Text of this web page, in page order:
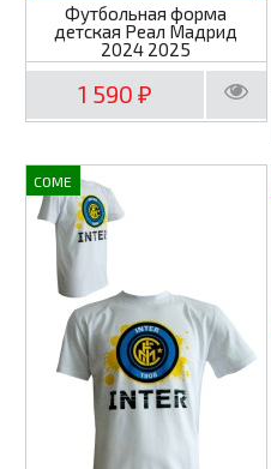
Футбольная форма
детская Реал Мадрид
2024 2025
1 590 ₽
COME